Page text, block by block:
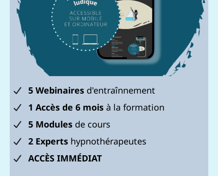
5 Webinairesd'entraînnement
1 Accès de 6 moisà la formation
5 Modulesde cours
2 Expertshypnothérapeutes
ACCÈS IMMÉDIAT